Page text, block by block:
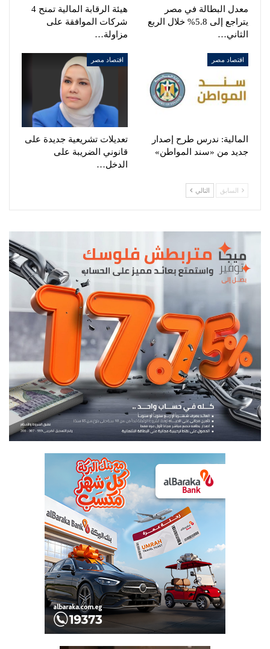
معدل البطالة في مصر
يتراجع إلى 5.8% خلال الربع
الثاني…
هيئة الرقابة المالية تمنح 4
شركات الموافقة على
مزاولة…
اقتصاد مصر
المالية: ندرس طرح إصدار
جديد من «سند المواطن»
اقتصاد مصر
تعديلات تشريعية جديدة على
قانوني الضريبة على
الدخل…
السابق التالي